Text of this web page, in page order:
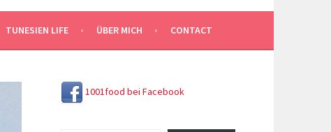
TUNESIEN LIFE ÜBER MICH CONTACT
1001food bei Facebook